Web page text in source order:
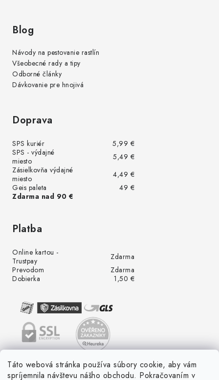
Táto webová stránka používa súbory cookie, aby vám
spríjemnila návštevu nášho obchodu. Pokračovaním v
Blog
Návody na pestovanie rastlín
Všeobecné rady a tipy
Odborné články
Dávkovanie pre hnojivá
Doprava
SPS kuriér
5,99 €
SPS - výdajné
miesto
5,49 €
Zásielkovňa výdajné
miesto
4,49 €
Geis paleta
49 €
Zdarma nad 90 €
Platba
Online kartou -
Trustpay
Zdarma
Prevodom
Zdarma
Dobierka
1,50 €